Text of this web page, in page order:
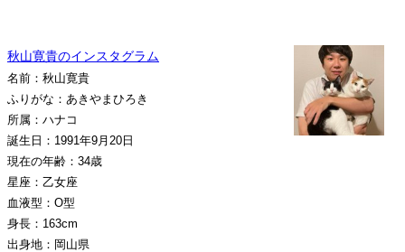
秋山寛貴のインスタグラム
名前：秋山寛貴
ふりがな：あきやまひろき
所属：ハナコ
誕生日：1991年9月20日
現在の年齢：34歳
星座：乙女座
血液型：O型
身長：163cm
出身地：岡山県